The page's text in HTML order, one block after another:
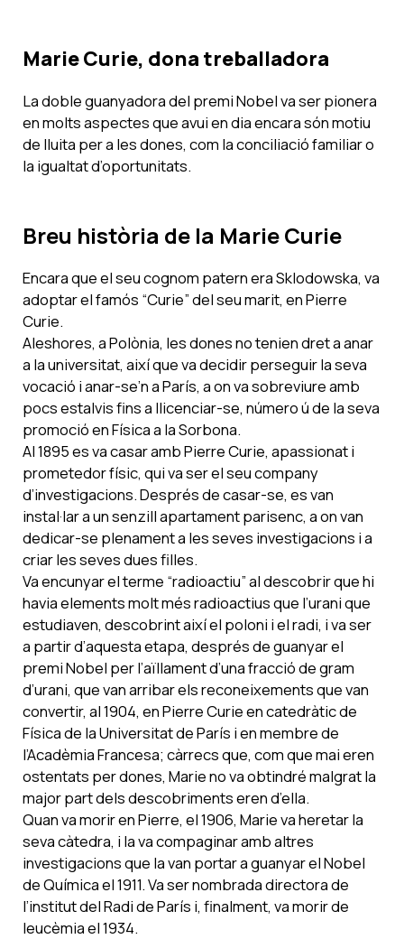
Marie Curie, dona treballadora
La doble guanyadora del premi Nobel va ser pionera
en molts aspectes que avui en dia encara són motiu
de lluita per a les dones, com la conciliació familiar o
la igualtat d’oportunitats.
Breu història de la Marie Curie
Encara que el seu cognom patern era Sklodowska, va
adoptar el famós “Curie” del seu marit, en Pierre
Curie.
Aleshores, a Polònia, les dones no tenien dret a anar
a la universitat, així que va decidir perseguir la seva
vocació i anar-se’n a París, a on va sobreviure amb
pocs estalvis fins a llicenciar-se, número ú de la seva
promoció en Física a la Sorbona.
Al 1895 es va casar amb Pierre Curie, apassionat i
prometedor físic, qui va ser el seu company
d’investigacions. Després de casar-se, es van
instal·lar a un senzill apartament parisenc, a on van
dedicar-se plenament a les seves investigacions i a
criar les seves dues filles.
Va encunyar el terme “radioactiu” al descobrir que hi
havia elements molt més radioactius que l’urani que
estudiaven, descobrint així el poloni i el radi, i va ser
a partir d’aquesta etapa, després de guanyar el
premi Nobel per l’aïllament d’una fracció de gram
d’urani, que van arribar els reconeixements que van
convertir, al 1904, en Pierre Curie en catedràtic de
Física de la Universitat de París i en membre de
l’Acadèmia Francesa; càrrecs que, com que mai eren
ostentats per dones, Marie no va obtindré malgrat la
major part dels descobriments eren d’ella.
Quan va morir en Pierre, el 1906, Marie va heretar la
seva càtedra, i la va compaginar amb altres
investigacions que la van portar a guanyar el Nobel
de Química el 1911. Va ser nombrada directora de
l’institut del Radi de París i, finalment, va morir de
leucèmia el 1934.